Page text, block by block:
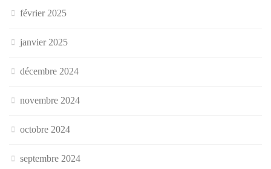
février 2025
janvier 2025
décembre 2024
novembre 2024
octobre 2024
septembre 2024